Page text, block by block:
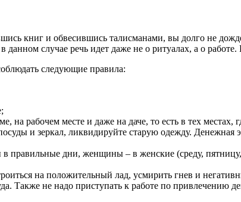
книг и обвесившись талисманами, вы долго не
случае речь идет даже не о ритуалах, а о
следующие правила:
на рабочем месте и даже на даче, то есть в тех
и зеркал, ликвидируйте старую одежду.
правильные дни, женщины – в женские (среду,
на положительный лад, усмирить гнев и
Также не надо приступать к работе по привлечению